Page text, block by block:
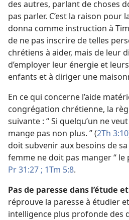
des autres, parlant de choses
pas parler. C’est la raison pour
donna comme instruction à
de ne pas inscrire de telles
chrétiens à aider, mais de leur
d’employer leur énergie et
enfants et à diriger une
En ce qui concerne l’aide
congrégation chrétienne, la
suivante : “ Si quelqu’un ne
mange pas non plus. ” (2Th 3:10
doit subvenir aux besoins de
femme ne doit pas manger “ le
Pr 31:27 ; 1Tm 5:8.
Pas de paresse dans l’étude
réprouve la paresse à étudier
intelligence plus profonde des